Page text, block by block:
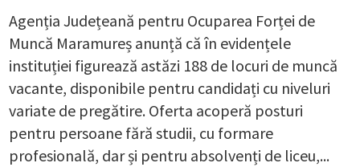
Agenția Județeană pentru Ocuparea Forței de
Muncă Maramureș anunță că în evidențele
instituției figurează astăzi 188 de locuri de muncă
vacante, disponibile pentru candidați cu niveluri
variate de pregătire. Oferta acoperă posturi
pentru persoane fără studii, cu formare
profesională, dar și pentru absolvenți de liceu,